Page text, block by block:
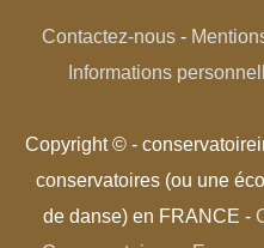
Contactez-nous-
Informations
Copyright © -
conservatoires (ou une
de danse) en FRANCE -